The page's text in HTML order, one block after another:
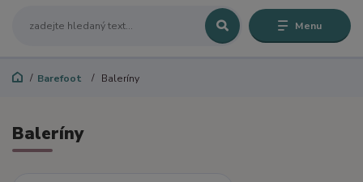
Menu
Barefoot Baleríny
Baleríny